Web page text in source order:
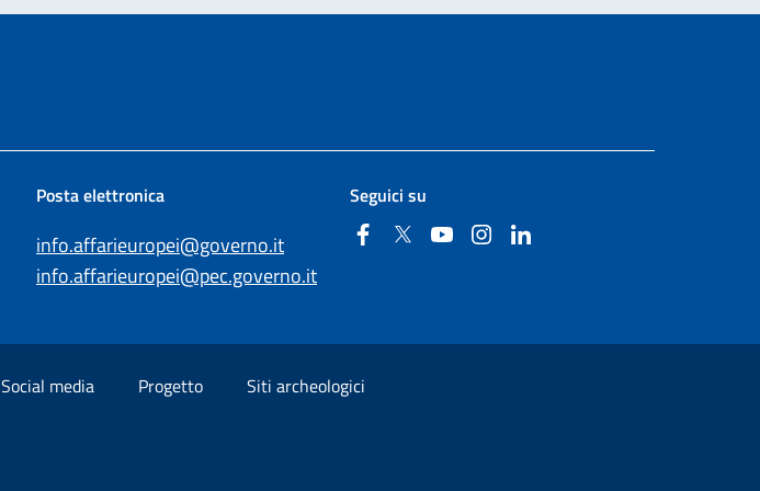
Posta elettronica
info.affarieuropei@governo.it
info.affarieuropei@pec.governo.it
Seguici su
FacebookTwitterYouTubeInstagram
Social media Progetto
Siti archeologici